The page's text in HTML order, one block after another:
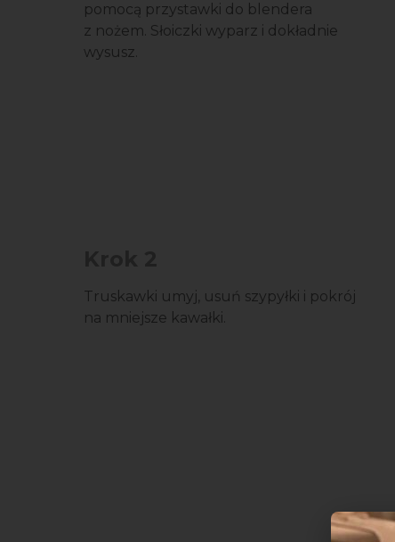
pomocą przystawki do blendera
z nożem. Słoiczki wyparz i dokładnie
wysusz.
Truskawki umyj, usuń szypyłki i pokrój
na mniejsze kawałki.